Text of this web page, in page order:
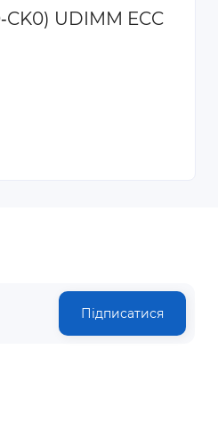
UDIMM ECC
Підписатися